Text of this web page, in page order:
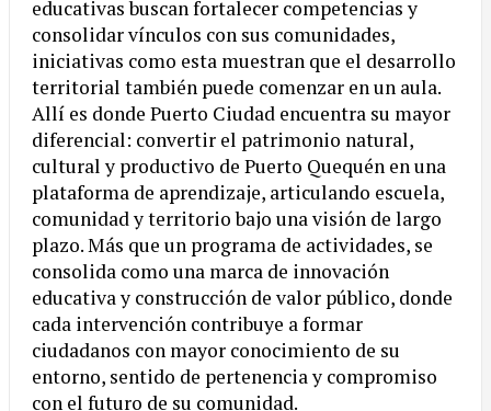
educativas buscan fortalecer competencias y
consolidar vínculos con sus comunidades,
iniciativas como esta muestran que el desarrollo
territorial también puede comenzar en un aula.
Allí es donde Puerto Ciudad encuentra su mayor
diferencial: convertir el patrimonio natural,
cultural y productivo de Puerto Quequén en una
plataforma de aprendizaje, articulando escuela,
comunidad y territorio bajo una visión de largo
plazo. Más que un programa de actividades, se
consolida como una marca de innovación
educativa y construcción de valor público, donde
cada intervención contribuye a formar
ciudadanos con mayor conocimiento de su
entorno, sentido de pertenencia y compromiso
con el futuro de su comunidad.